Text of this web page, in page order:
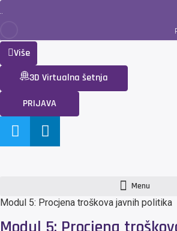
Više
3D Virtualna šetnja
PRIJAVA
Menu
Modul 5: Procjena troškova javnih politika